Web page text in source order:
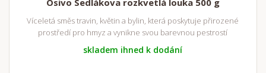
Osivo Sedlákova rozkvetlá louka 500 g
Víceletá směs travin, květin a bylin, která poskytuje přirozené
prostředí pro hmyz a vynikne svou barevnou pestrostí
skladem ihned k dodání